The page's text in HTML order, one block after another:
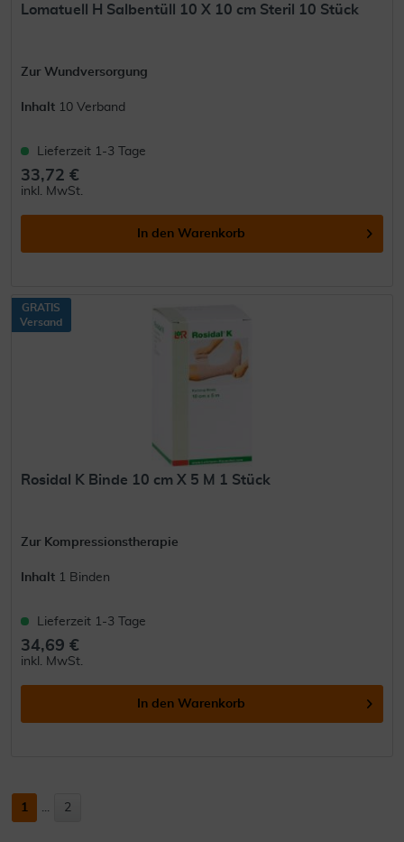
Lomatuell H Salbentüll 10 X 10 cm Steril 10 Stück
Zur Wundversorgung
Inhalt 10 Verband
Lieferzeit 1-3 Tage
33,72 €
inkl. MwSt.
In den Warenkorb
GRATIS
Versand
Rosidal K Binde 10 cm X 5 M 1 Stück
Zur Kompressionstherapie
Inhalt 1 Binden
Lieferzeit 1-3 Tage
34,69 €
inkl. MwSt.
In den Warenkorb
1 ... 2